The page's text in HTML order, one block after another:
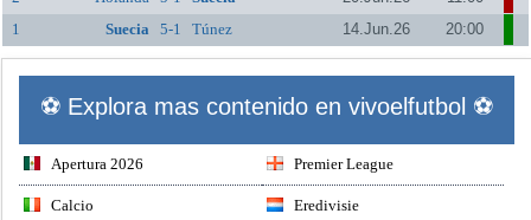
1
Suecia 5-1 Túnez 14.Jun.26 20:00
⚽ Explora mas contenido en vivoelfutbol ⚽
Apertura 2026 Premier League
Calcio Eredivisie